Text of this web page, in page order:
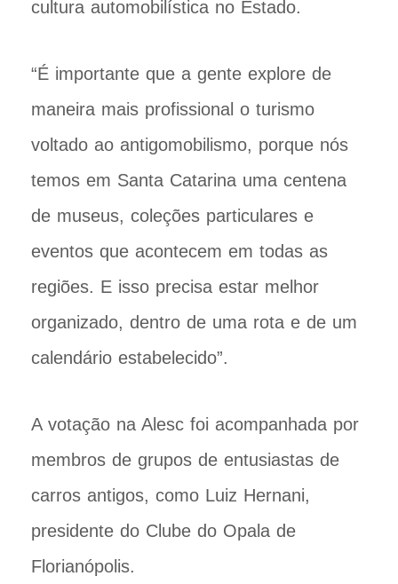
cultura automobilística no Estado.
“É importante que a gente explore de
maneira mais profissional o turismo
voltado ao antigomobilismo, porque nós
temos em Santa Catarina uma centena
de museus, coleções particulares e
eventos que acontecem em todas as
regiões. E isso precisa estar melhor
organizado, dentro de uma rota e de um
calendário estabelecido”.
A votação na Alesc foi acompanhada por
membros de grupos de entusiastas de
carros antigos, como Luiz Hernani,
presidente do Clube do Opala de
Florianópolis.